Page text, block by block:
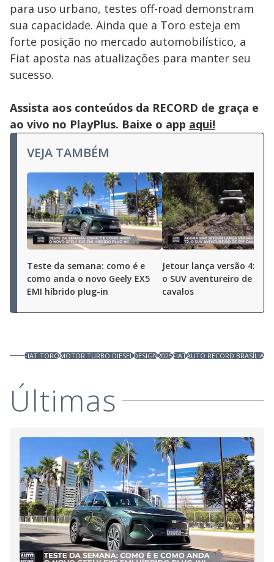
para uso urbano, testes off-road demonstram
sua capacidade. Ainda que a Toro esteja em
forte posição no mercado automobilístico, a
Fiat aposta nas atualizações para manter seu
sucesso.
Assista aos conteúdos da RECORD de graça e
ao vivo no PlayPlus. Baixe o app aqui!
VEJA TAMBÉM
Teste da semana: como é e
como anda o novo Geely EX5
EMI híbrido plug-in
Jetour lança versão 4x4
o SUV aventureiro de 597
cavalos
FIAT TOROMOTOR TURBO DIESELDESIGN2025FIATAUTO RECORD BRASÍLIA
Últimas